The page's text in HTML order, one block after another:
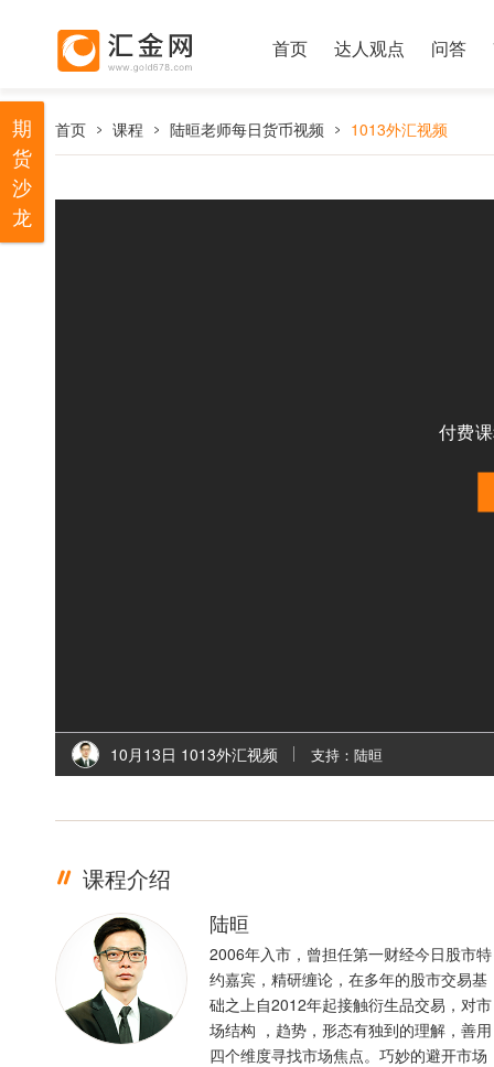
首页 达人观点 问答
首页 课程 陆晅老师每日货币视频 1013外汇视频
付费
10月13日 1013外汇视频 支持：陆晅
课程介绍
陆晅
2006年入市，曾担任第一财经今日股市特
约嘉宾，精研缠论，在多年的股市交易基
础之上自2012年起接触衍生品交易，对市
场结构 ，趋势，形态有独到的理解，善用
四个维度寻找市场焦点。巧妙的避开市场
期
货
沙
龙